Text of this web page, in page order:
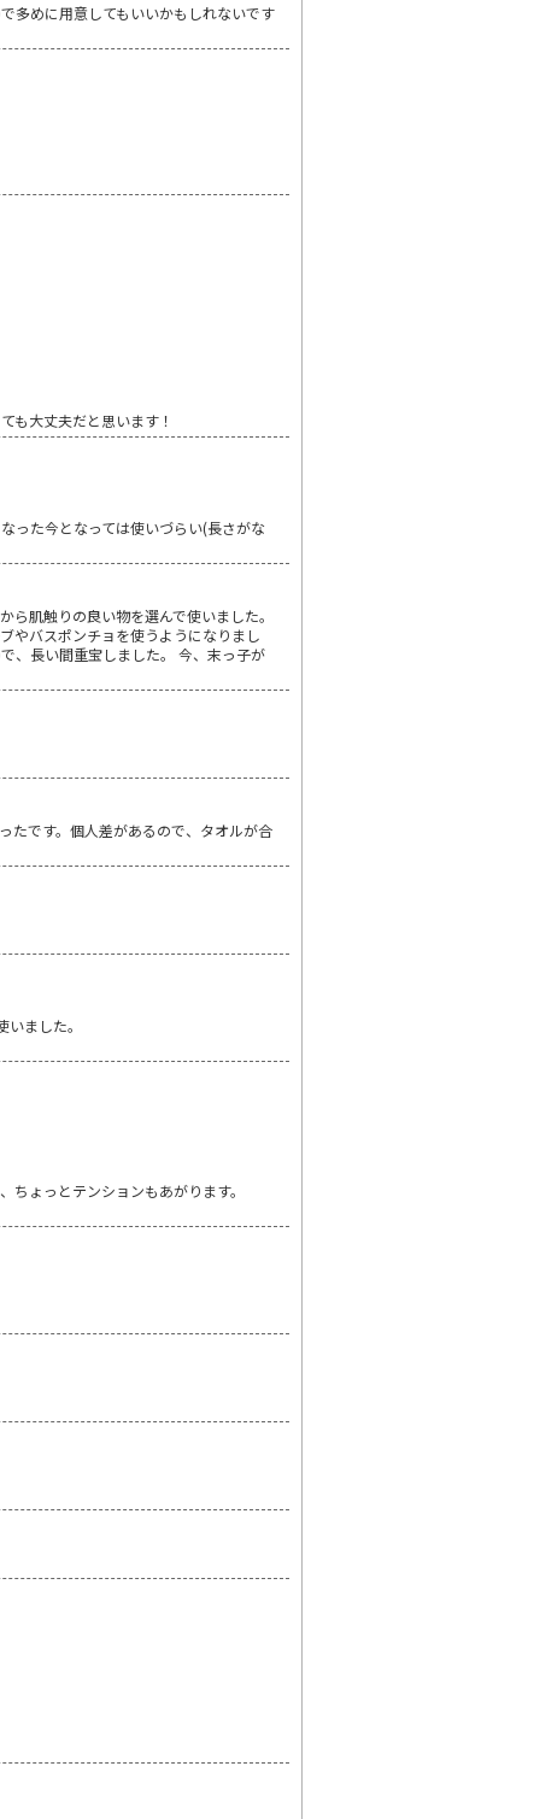
多めに用意してもいいかもしれないです
も大丈夫だと思います！
った今となっては使いづらい(長さがな
肌触りの良い物を選んで使いました。
やバスポンチョを使うようになりまし
、長い間重宝しました。 今、末っ子が
たです。個人差があるので、タオルが合
ました。
ょっとテンションもあがります。